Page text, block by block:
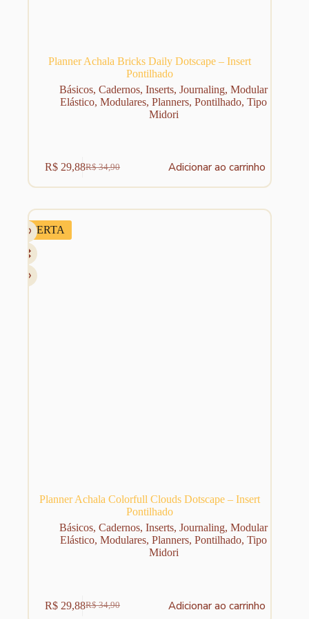
Planner Achala Bricks Daily Dotscape – Insert
Pontilhado
Básicos,Cadernos,Inserts,Journaling,Modular
Elástico,Modulares,Planners,Pontilhado,Tipo
Midori
R$34,90
O
preço
era:
R$ 29,88O
preço
é:
Adicionar ao carrinho
OFERTA
Planner Achala Colorfull Clouds Dotscape – Insert
Pontilhado
Básicos,Cadernos,Inserts,Journaling,Modular
Elástico,Modulares,Planners,Pontilhado,Tipo
Midori
R$34,90
O
R$ 29,88O
Adicionar ao carrinho